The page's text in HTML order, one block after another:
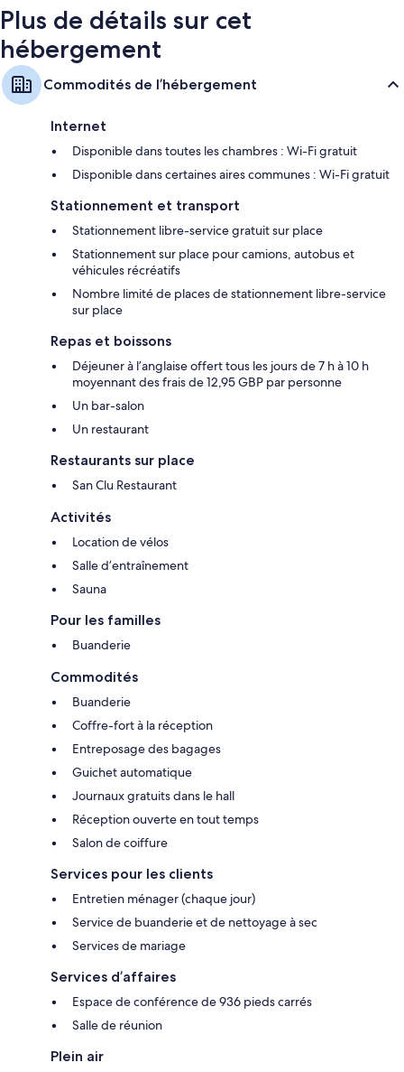
Plus de détails sur cet
hébergement
Commodités de l’hébergement
Internet
Disponible dans toutes les chambres : Wi-Fi gratuit
Disponible dans certaines aires communes : Wi-Fi gratuit
Stationnement et transport
Stationnement libre-service gratuit sur place
Stationnement sur place pour camions, autobus et
véhicules récréatifs
Nombre limité de places de stationnement libre-service
sur place
Repas et boissons
Déjeuner à l’anglaise offert tous les jours de 7 h à 10 h
moyennant des frais de 12,95 GBP par personne
Un bar-salon
Un restaurant
Restaurants sur place
San Clu Restaurant
Activités
Location de vélos
Salle d’entraînement
Sauna
Pour les familles
Buanderie
Commodités
Buanderie
Coffre-fort à la réception
Entreposage des bagages
Guichet automatique
Journaux gratuits dans le hall
Réception ouverte en tout temps
Salon de coiffure
Services pour les clients
Entretien ménager (chaque jour)
Service de buanderie et de nettoyage à sec
Services de mariage
Services d’affaires
Espace de conférence de 936 pieds carrés
Salle de réunion
Plein air